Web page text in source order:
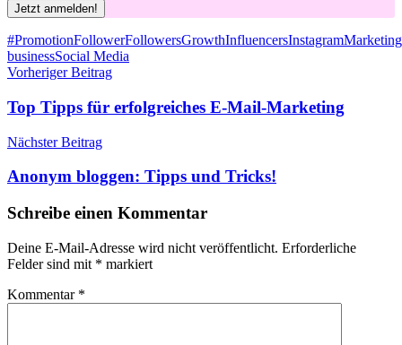
Schlagwörter
#PromotionFollowerFollowersGrowthInfluencersInstagramMarketing
businessSocial Media
Beitragsnavigation
Vorheriger Beitrag
Top Tipps für erfolgreiches E-Mail-Marketing
Nächster Beitrag
Anonym bloggen: Tipps und Tricks!
Schreibe einen Kommentar
Deine E-Mail-Adresse wird nicht veröffentlicht. Erforderliche
Felder sind mit * markiert
Kommentar *